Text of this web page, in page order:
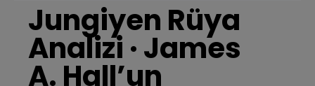
Jungiyen Rüya
Analizi · James
A. Hall’un